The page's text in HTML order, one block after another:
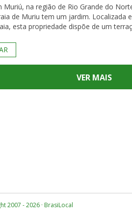
Muriú, na região de Rio Grande do
de Muriu tem um jardim. Localizada
esta propriedade dispõe de um
VER MAIS
2007 - 2026 · BrasiLocal